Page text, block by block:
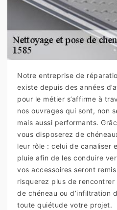
Notre entreprise de
existe depuis des années
pour le métier s’affirme à
nos ouvrages qui sont, non
mais aussi performants.
vous disposerez de
leur rôle : celui de canaliser
pluie afin de les conduire
vos accessoires seront
risquerez plus de
de chéneau ou d’infiltration
toute quiétude votre projet.